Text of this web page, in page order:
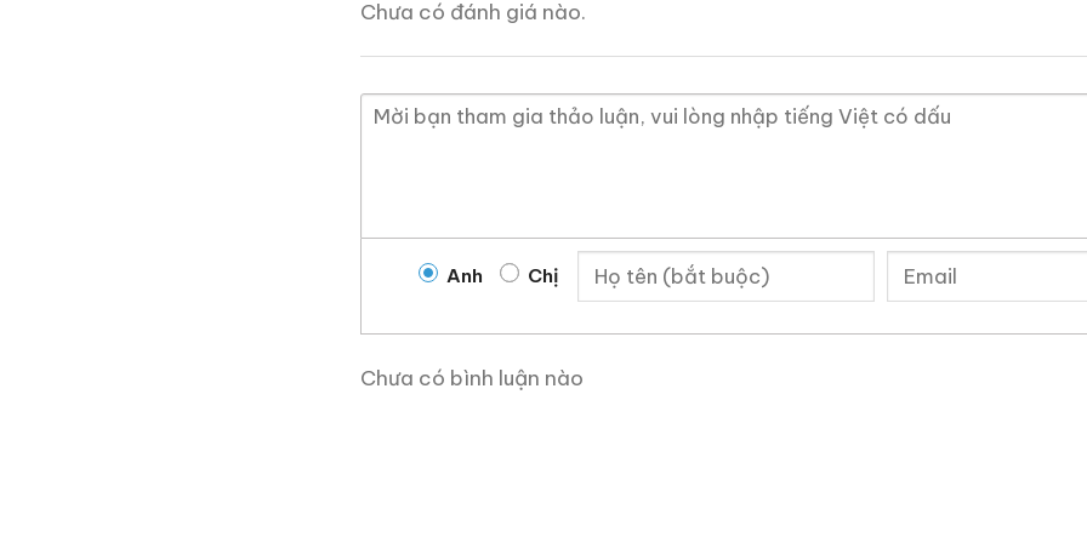
Giá Mao Đài Phi Thiên Cung Hoàng Đạo Năm Dần 2022
Chưa có đánh giá nào.
Anh Chị
Chưa có bình luận nào